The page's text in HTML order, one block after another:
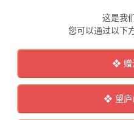
这是我
您可以通过以下
❖ 赠
❖ 望庐